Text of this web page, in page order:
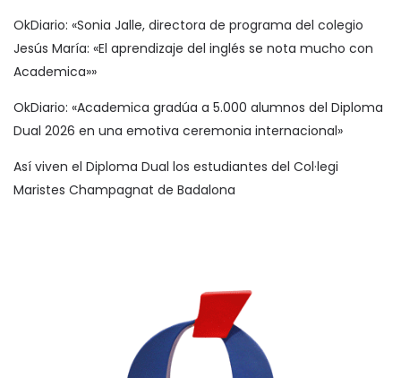
OkDiario: «Sonia Jalle, directora de programa del colegio
Jesús María: «El aprendizaje del inglés se nota mucho con
Academica»»
OkDiario: «Academica gradúa a 5.000 alumnos del Diploma
Dual 2026 en una emotiva ceremonia internacional»
Así viven el Diploma Dual los estudiantes del Col·legi
Maristes Champagnat de Badalona